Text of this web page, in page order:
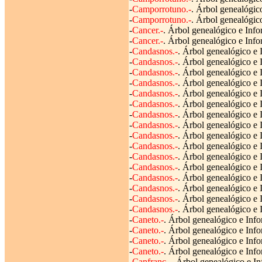
-Camporrotuno.-. Árbol
-Camporrotuno.-. Árbol
-Cancer.-. Árbol genealógico e
-Cancer.-. Árbol genealógico e
-Candasnos.-. Árbol genealógico e
-Candasnos.-. Árbol genealógico e
-Candasnos.-. Árbol genealógico e
-Candasnos.-. Árbol genealógico e
-Candasnos.-. Árbol genealógico e
-Candasnos.-. Árbol genealógico e
-Candasnos.-. Árbol genealógico e
-Candasnos.-. Árbol genealógico e
-Candasnos.-. Árbol genealógico e
-Candasnos.-. Árbol genealógico e
-Candasnos.-. Árbol genealógico e
-Candasnos.-. Árbol genealógico e
-Candasnos.-. Árbol genealógico e
-Candasnos.-. Árbol genealógico e
-Candasnos.-. Árbol genealógico e
-Candasnos.-. Árbol genealógico e
-Caneto.-. Árbol genealógico e
-Caneto.-. Árbol genealógico e
-Caneto.-. Árbol genealógico e
-Caneto.-. Árbol genealógico e